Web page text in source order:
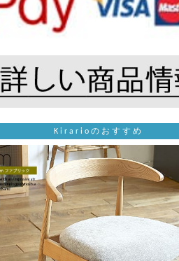
Kirarioのおすすめ